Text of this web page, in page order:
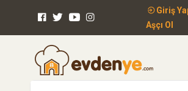
Giriş
Aşçı Ol